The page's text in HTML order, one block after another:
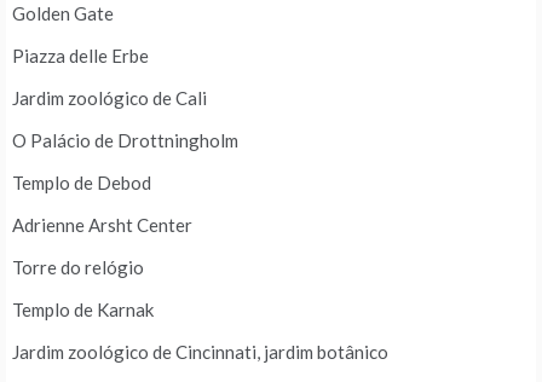
Golden Gate
Piazza delle Erbe
Jardim zoológico de Cali
O Palácio de Drottningholm
Templo de Debod
Adrienne Arsht Center
Torre do relógio
Templo de Karnak
Jardim zoológico de Cincinnati, jardim botânico